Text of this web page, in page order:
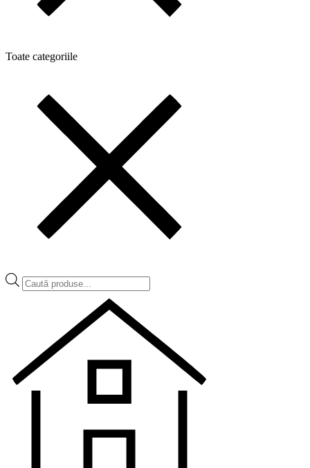
Toate categoriile
Products
search